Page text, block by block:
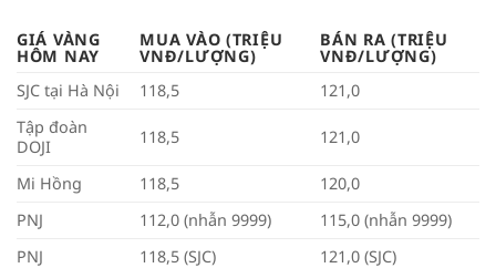
GIÁ VÀNG
HÔM NAY
MUA VÀO (TRIỆU
VNĐ/LƯỢNG)
BÁN RA (TRIỆU
VNĐ/LƯỢNG)
SJC tại Hà Nội
118,5
121,0
Tập đoàn
DOJI
118,5 121,0
Mi Hồng 118,5
120,0
PNJ
112,0 (nhẫn 9999)
115,0 (nhẫn 9999)
PNJ
118,5 (SJC)
121,0 (SJC)